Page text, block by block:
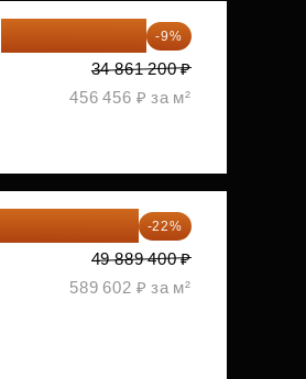
31 723 692 ₽ -9%
34 861 200 ₽
456 456 ₽ за м²
-22%
49 889 400 ₽
589 602 ₽ за м²